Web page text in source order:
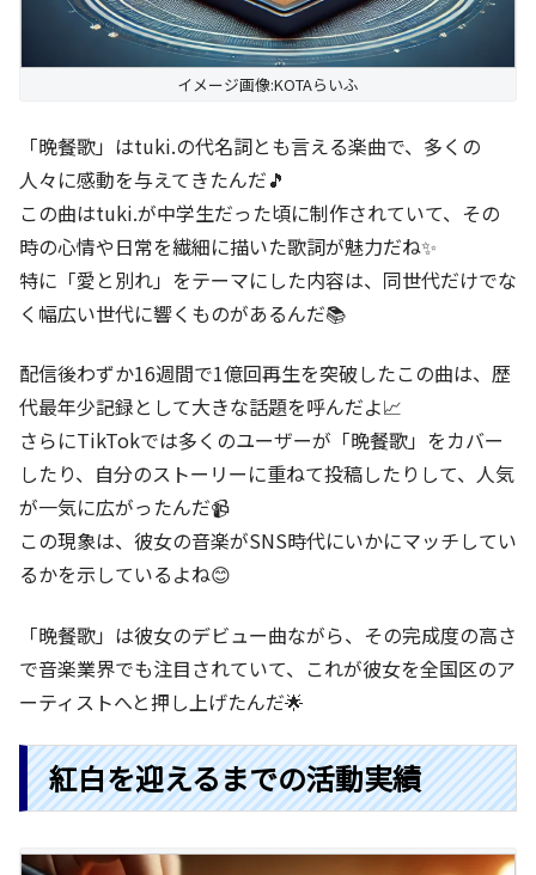
イメージ画像:KOTAらいふ
「晩餐歌」はtuki.の代名詞とも言える楽曲で、多くの
人々に感動を与えてきたんだ🎵
この曲はtuki.が中学生だった頃に制作されていて、その
時の心情や日常を繊細に描いた歌詞が魅力だね✨
特に「愛と別れ」をテーマにした内容は、同世代だけでな
く幅広い世代に響くものがあるんだ📚
配信後わずか16週間で1億回再生を突破したこの曲は、歴
代最年少記録として大きな話題を呼んだよ📈
さらにTikTokでは多くのユーザーが「晩餐歌」をカバー
したり、自分のストーリーに重ねて投稿したりして、人気
が一気に広がったんだ📹
この現象は、彼女の音楽がSNS時代にいかにマッチしてい
るかを示しているよね😊
「晩餐歌」は彼女のデビュー曲ながら、その完成度の高さ
で音楽業界でも注目されていて、これが彼女を全国区のア
ーティストへと押し上げたんだ🌟
紅白を迎えるまでの活動実績